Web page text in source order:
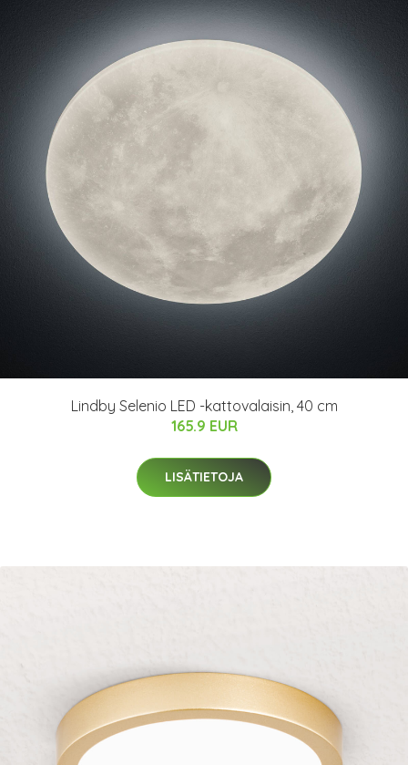
Lindby Selenio LED -kattovalaisin, 40 cm
165.9 EUR
LISÄTIETOJA